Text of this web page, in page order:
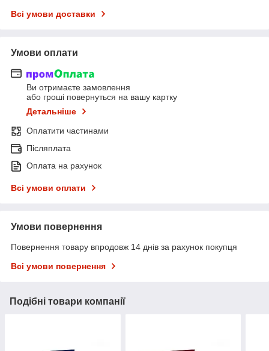
Всі умови доставки
Умови оплати
Ви отримаєте замовлення
або гроші повернуться на вашу картку
Детальніше
Оплатити частинами
Післяплата
Оплата на рахунок
Всі умови оплати
Умови повернення
Повернення товару впродовж 14 днів за рахунок покупця
Всі умови повернення
Подібні товари компанії